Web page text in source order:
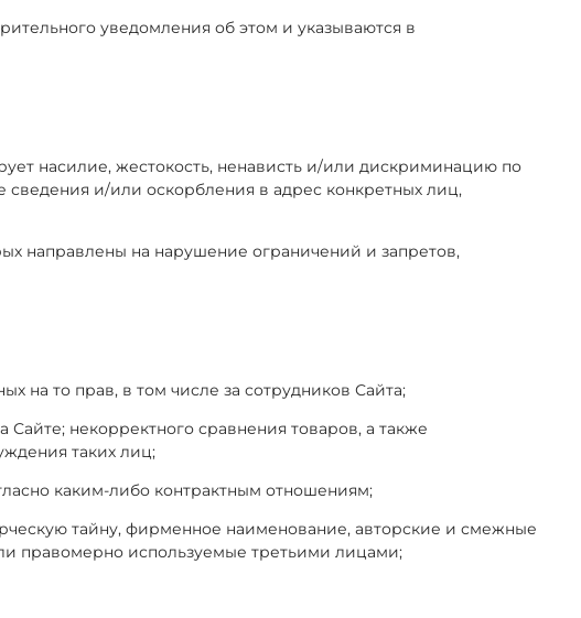
уведомления об этом и указываются в
насилие, жестокость, ненависть и/или дискриминацию по
и/или оскорбления в адрес конкретных лиц,
направлены на нарушение ограничений и запретов,
на то прав, в том числе за сотрудников Сайта;
Сайте; некорректного сравнения товаров, а также
таких лиц;
каким-либо контрактным отношениям;
тайну, фирменное наименование, авторские и смежные
правомерно используемые третьими лицами;